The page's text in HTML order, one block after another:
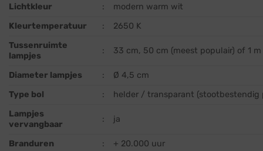
Lichtkleur
:
modern warm wit
Kleurtemperatuur
:
2650 K
Tussenruimte
lampjes
: 33 cm, 50 cm (meest populair) of 1 m
Diameter lampjes :
Ø 4,5 cm
Type bol
:
helder / transparant (stootbestendig
Lampjes
vervangbaar
: ja
Branduren :
+ 20.000 uur